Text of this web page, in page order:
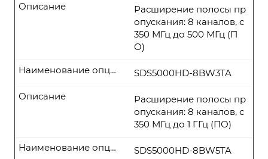
Расширение полосы пр
опускания: 8 каналов, с
350 МГц до 500 МГц (П
О)
Описание
SDS5000HD-8BW3TA
Наименование опции
Расширение полосы пр
опускания: 8 каналов, с
350 МГц до 1 ГГц (ПО)
Описание
SDS5000HD-8BW5TA
Наименование опции